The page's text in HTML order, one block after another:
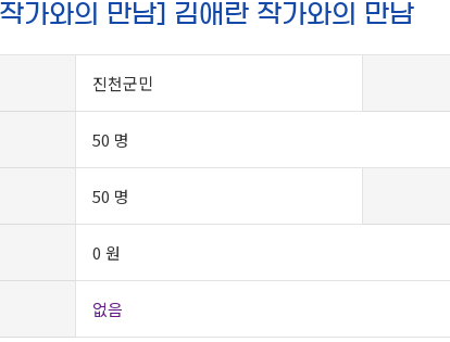
가와의 만남] 김애란 작가와의 만남
진천군민
50 명
50 명
0 원
없음